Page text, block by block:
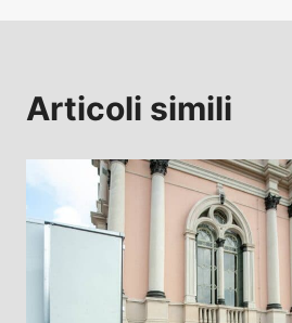
Articoli simili